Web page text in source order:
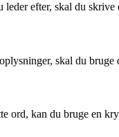
leder efter, skal du
skal du
ord, kan du bruge en